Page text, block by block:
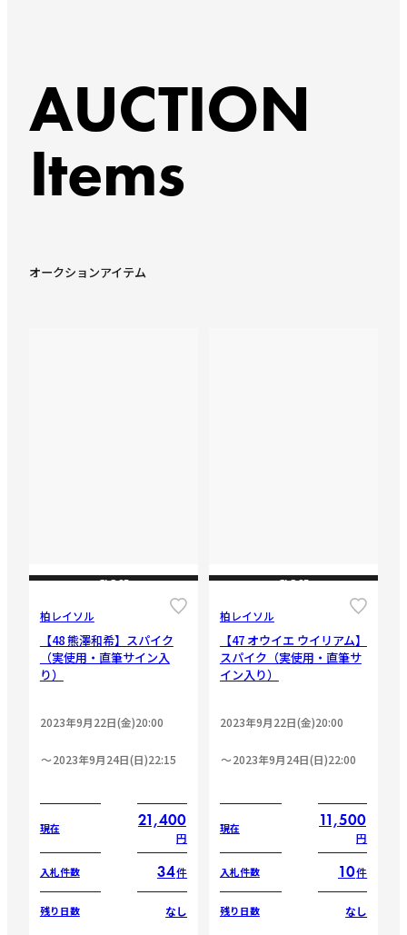
AUCTION
Items
オークションアイテム
CLOSE
柏レイソル
【48 熊澤和希】スパイク
（実使用・直筆サイン入
り）
2023年9月22日(金)20:00
2023年9月24日(日)22:15
現在 21,400
円
入札件数 34件
残り日数 なし
CLOSE
柏レイソル
【47 オウイエ ウイリアム】
スパイク（実使用・直筆サ
イン入り）
2023年9月22日(金)20:00
2023年9月24日(日)22:00
現在 11,500
円
入札件数 10件
残り日数 なし